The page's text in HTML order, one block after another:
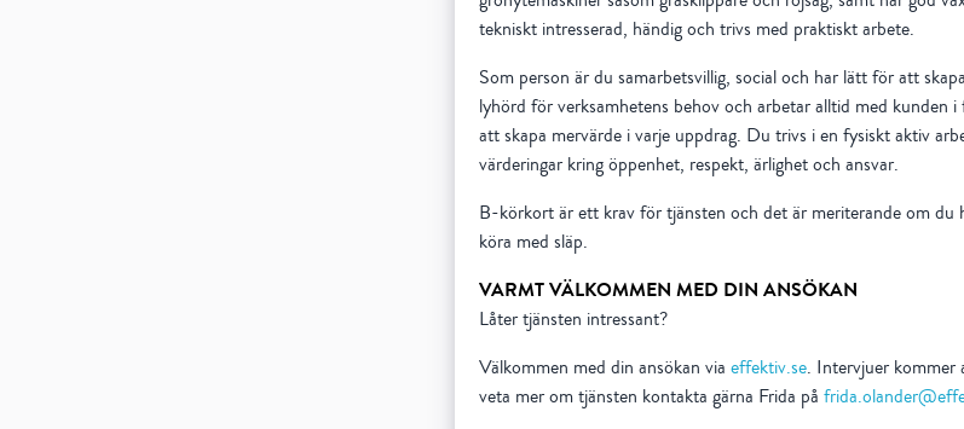
tekniskt intresserad, händig och trivs med praktiskt arbete.
Som person är du samarbetsvillig, social och har lätt för att
lyhörd för verksamhetens behov och arbetar alltid med kunden
att skapa mervärde i varje uppdrag. Du trivs i en fysiskt aktiv
värderingar kring öppenhet, respekt, ärlighet och ansvar.
B-körkort är ett krav för tjänsten och det är meriterande om du
köra med släp.
VARMT VÄLKOMMEN MED DIN ANSÖKAN
Låter tjänsten intressant?
Välkommen med din ansökan via effektiv.se. Intervjuer kommer
veta mer om tjänsten kontakta gärna Frida på